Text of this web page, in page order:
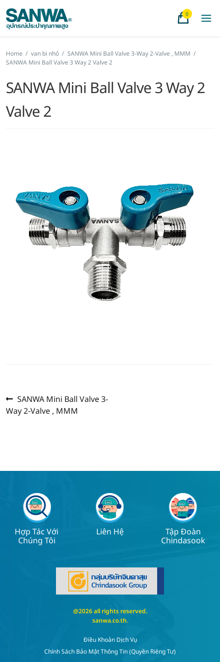
0
Home / van bi nhỏ / SANWA Mini Ball Valve 3-Way 2-Valve , MMM /
SANWA Mini Ball Valve 3 Way 2 Valve 2
SANWA Mini Ball Valve 3 Way 2
Valve 2
Post
navigation
Previous
post:
SANWA Mini Ball Valve 3-
Way 2-Valve , MMM
Hợp Tác Với
Chúng Tôi
Liên Hệ Tập Đoàn
Chindasook
@2026 all rights reserved.
sanwa.co.th.
Điều Khoản Dịch Vụ
Chính Sách Bảo Mật Thông Tin (quyền Riêng Tư)